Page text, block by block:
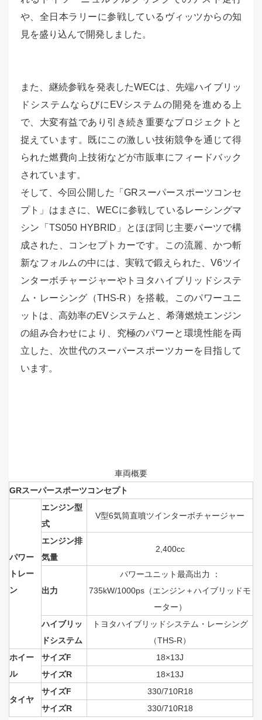
や、全日本ラリーに参戦しているヴィッツからの知
見を盛り込んで開発しました。
また、継続参戦を発表したWECは、先端ハイブリッ
ドシステムならびにEVシステムの開発を進める上
で、大変有益であり引き続き重要なプロジェクトと
捉えています。既にこの激しい技術競争を通じて得
られた燃費向上技術などが市販車にフィードバック
されています。
そして、今回公開した「GRスーパースポーツコンセ
プト」はまさに、WECに参戦しているレーシングマ
シン「TS050 HYBRID」とほぼ同じ主要パーツで構
成された、コンセプトカーです。この流麗、かつ斬
新なフォルムの中には、実戦で鍛えられた、V6ツイ
ンターボチャージャーやトヨタハイブリッドシステ
ム・レーシング（THS-R）を搭載。このパワーユニ
ットは、高効率のEVシステムと、希薄燃焼エンジン
の組み合わせにより、究極のパワーと環境性能を両
立した、次世代のスーパースポーツカーを目指して
います。
車両概要
GRスーパースポーツコンセプト
パワー
トレー
ン
エンジン型
式
V型6気筒直噴ツインターボチャージャー
エンジン排
気量
2,400cc
出力
パワーユニット最高出力 ：
735kW/1000ps （エンジン＋ハイブリッドモ
ーター）
ハイブリッ
ドシステム
トヨタハイブリッドシステム・レーシング
（THS-R）
ホイー
ル
サイズF
18×13J
サイズR
18×13J
タイヤ
サイズF
330/710R18
サイズR
330/710R18